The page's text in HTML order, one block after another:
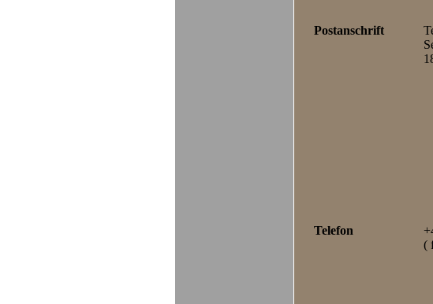
Postanschrift
Telefon
(